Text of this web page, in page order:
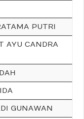
PUTRI
AYU CANDRA
GUNAWAN